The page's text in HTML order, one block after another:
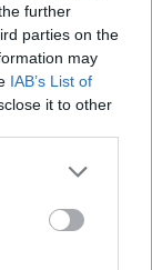
further
parties on the
may
IAB’s List of
it to other